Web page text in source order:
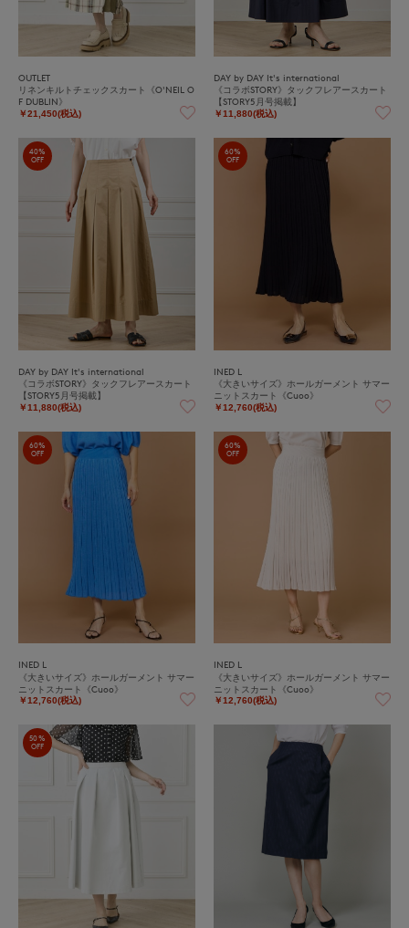
OUTLET
リネンキルトチェックスカート《O'NEIL O
F DUBLIN》
￥21,450(税込)
DAY by DAY It's international
《コラボSTORY》タックフレアースカート
【STORY5月号掲載】
￥11,880(税込)
40%
OFF
DAY by DAY It's international
《コラボSTORY》タックフレアースカート
【STORY5月号掲載】
￥11,880(税込)
60%
OFF
INED L
《大きいサイズ》ホールガーメント サマー
ニットスカート《Cuoo》
￥12,760(税込)
60%
OFF
INED L
《大きいサイズ》ホールガーメント サマー
ニットスカート《Cuoo》
￥12,760(税込)
60%
OFF
INED L
《大きいサイズ》ホールガーメント サマー
ニットスカート《Cuoo》
￥12,760(税込)
50%
OFF